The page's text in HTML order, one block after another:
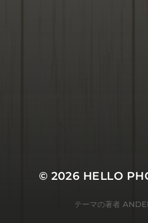
© 2026 HELLO
テーマの著者